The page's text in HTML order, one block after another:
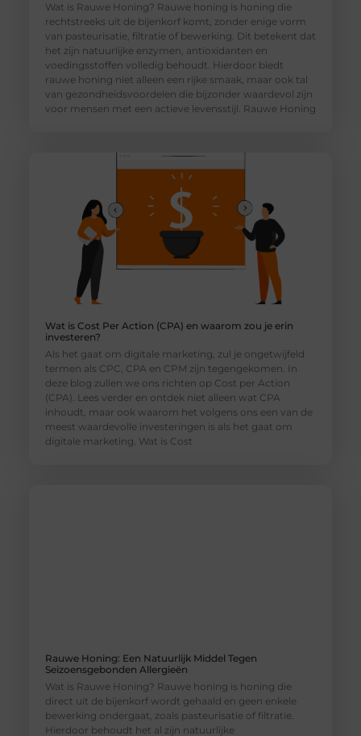
Wat is Rauwe Honing? Rauwe honing is honing die
rechtstreeks uit de bijenkorf komt, zonder enige vorm
van pasteurisatie, filtratie of bewerking. Dit betekent dat
het zijn natuurlijke enzymen, antioxidanten en
voedingsstoffen volledig behoudt. Hierdoor biedt
rauwe honing niet alleen een rijke smaak, maar ook tal
van gezondheidsvoordelen die bijzonder waardevol zijn
voor mensen met een actieve levensstijl. Rauwe Honing
Wat is Cost Per Action (CPA) en waarom zou je erin
investeren?
Als het gaat om digitale marketing, zul je ongetwijfeld
termen als CPC, CPA en CPM zijn tegengekomen. In
deze blog zullen we ons richten op Cost per Action
(CPA). Lees verder en ontdek niet alleen wat CPA
inhoudt, maar ook waarom het volgens ons een van de
meest waardevolle investeringen is als het gaat om
digitale marketing. Wat is Cost
Rauwe Honing: Een Natuurlijk Middel Tegen
Seizoensgebonden Allergieën
Wat is Rauwe Honing? Rauwe honing is honing die
direct uit de bijenkorf wordt gehaald en geen enkele
bewerking ondergaat, zoals pasteurisatie of filtratie.
Hierdoor behoudt het al zijn natuurlijke